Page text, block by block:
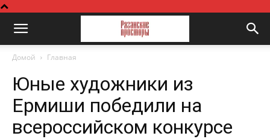
Домой Главная
Юные художники из
Ермиши победили на
всероссийском конкурсе